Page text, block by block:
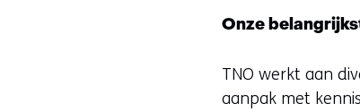
Onze
TNO werkt aan
aanpak met